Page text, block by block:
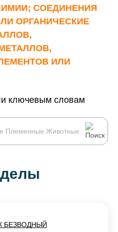
СОЕДИНЕНИЯ
ОРГАНИЧЕСКИЕ
ИЛИ
ключевым словам
БЕЗВОДНЫЙ